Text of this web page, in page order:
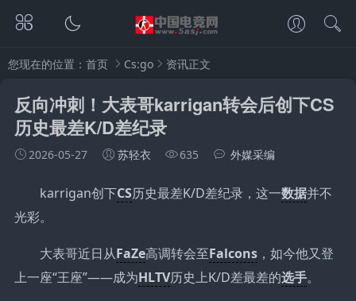
您现在的位置： 首页 Cs:go 资讯正文
反向冲刺！大表哥karrigan转会后创下CS
历史最差K/D差纪录
2026-05-27 苏轻衣 635 外媒采编
karrigan创下CS历史最差K/D差纪录，这一数据并不
光彩。
大表哥近日从FaZe高调转会至Falcons，如今他又登
上一座“王座”——成为HLTV历史上K/D差最差的选手。